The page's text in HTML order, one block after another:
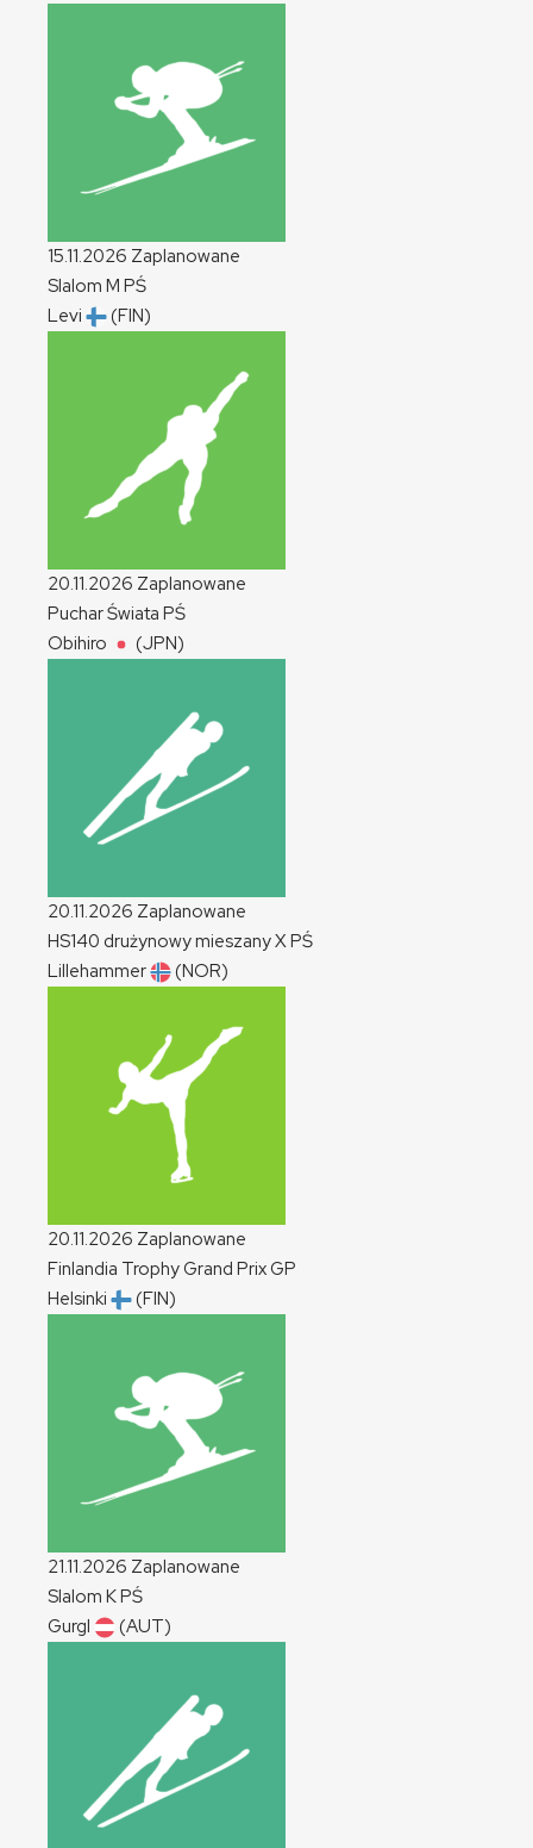
15.11.2026 Zaplanowane
Slalom M PŚ
Levi
(FIN)
20.11.2026 Zaplanowane
Puchar Świata PŚ
Obihiro
(JPN)
20.11.2026 Zaplanowane
HS140 drużynowy mieszanyXPŚ
Lillehammer
(NOR)
20.11.2026 Zaplanowane
Finlandia Trophy Grand PrixGP
Helsinki
(FIN)
21.11.2026 Zaplanowane
Slalom KPŚ
Gurgl
(AUT)